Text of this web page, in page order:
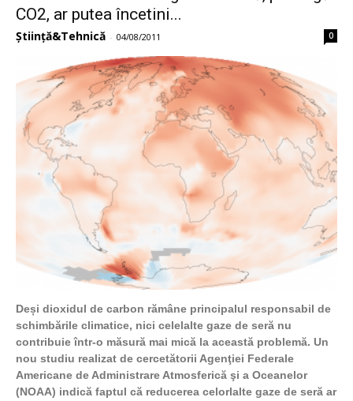
CO2, ar putea încetini...
Știință&Tehnică - 04/08/2011 0
Deși dioxidul de carbon rămâne principalul responsabil de
schimbările climatice, nici celelalte gaze de seră nu
contribuie într-o măsură mai mică la această problemă. Un
nou studiu realizat de cercetătorii Agenţiei Federale
Americane de Administrare Atmosferică şi a Oceanelor
(NOAA) indică faptul că reducerea celorlalte gaze de seră ar